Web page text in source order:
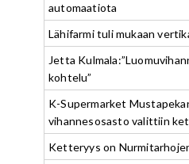
automaatiota
Lähifarmi tuli mukaan
Jetta
kohtelu”
K-Supermarket
vihannesosasto valittiin
Ketteryys on